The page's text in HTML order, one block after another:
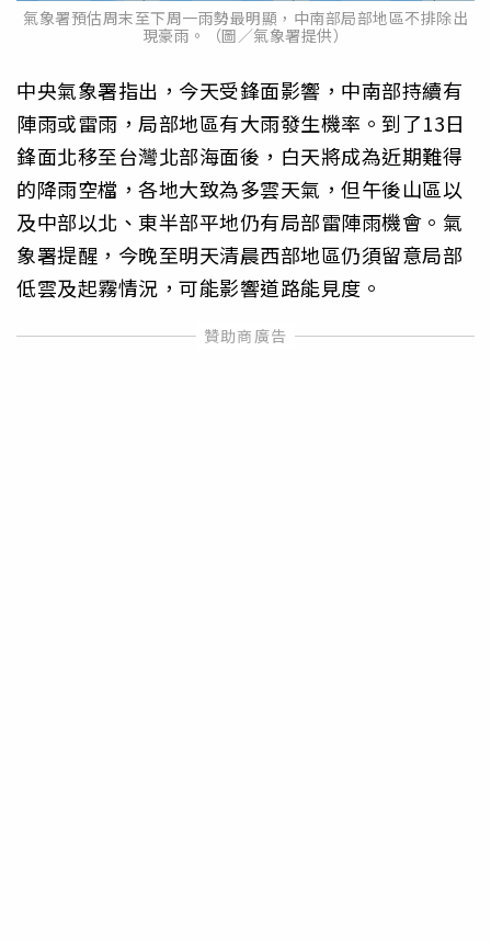
氣象署預估周末至下周一雨勢最明顯，中南部局部地區不排除出
現豪雨。（圖／氣象署提供）
中央氣象署指出，今天受鋒面影響，中南部持續有
陣雨或雷雨，局部地區有大雨發生機率。到了13日
鋒面北移至台灣北部海面後，白天將成為近期難得
的降雨空檔，各地大致為多雲天氣，但午後山區以
及中部以北、東半部平地仍有局部雷陣雨機會。氣
象署提醒，今晚至明天清晨西部地區仍須留意局部
低雲及起霧情況，可能影響道路能見度。